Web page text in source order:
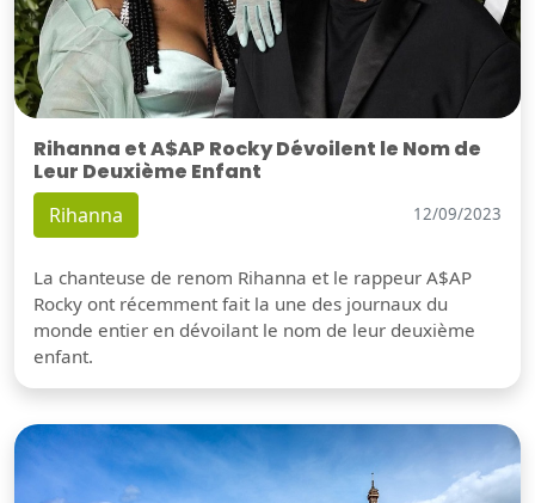
Rihanna et A$AP Rocky Dévoilent le Nom de
Leur Deuxième Enfant
Rihanna 12/09/2023
La chanteuse de renom Rihanna et le rappeur A$AP
Rocky ont récemment fait la une des journaux du
monde entier en dévoilant le nom de leur deuxième
enfant.